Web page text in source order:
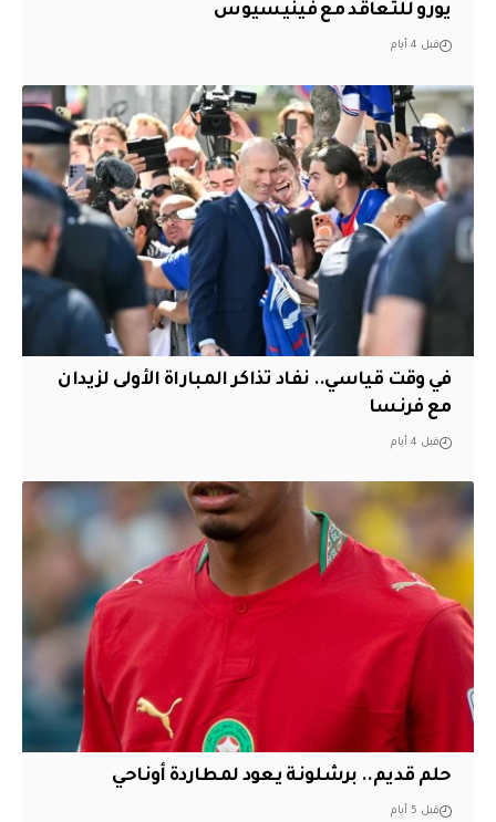
يورو للتعاقد مع فينيسيوس
قبل 4 أيام
في وقت قياسي.. نفاد تذاكر المباراة الأولى لزيدان
مع فرنسا
قبل 4 أيام
حلم قديم.. برشلونة يعود لمطاردة أوناحي
قبل 5 أيام